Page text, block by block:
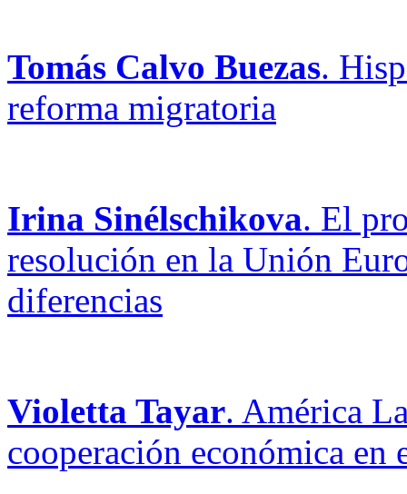
Tomás Calvo Buezas.
reforma migratoria
Irina Sinélschikova. El
resolución en la Unión
diferencias
Violetta Tayar. América
cooperación económica en